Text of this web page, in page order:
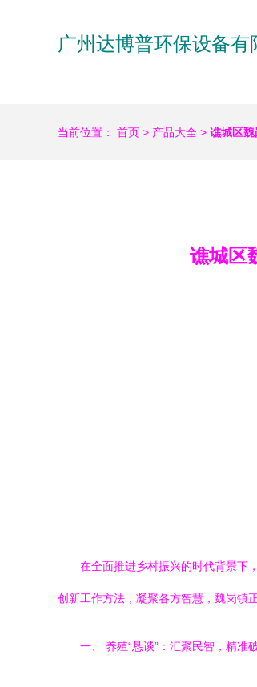
广州达博普环保设备有
当前位置： 首页 > 产品大全 > 谯城区
谯城区
在全面推进乡村振兴的时代背景下
创新工作方法，凝聚各方智慧，魏岗镇
一、 养殖“恳谈”：汇聚民智，精准